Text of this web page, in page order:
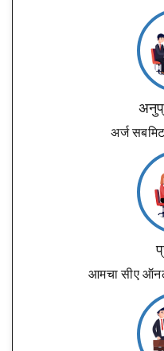
अर्ज
आमचा सीए